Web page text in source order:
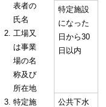
表者の
氏名
工場又
は事業
場の名
称及び
所在地
特定施
特定施設
になった
日から30
日以内
公共下水